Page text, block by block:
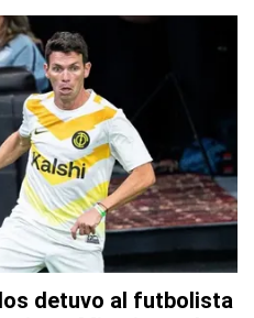
detuvo al futbolista